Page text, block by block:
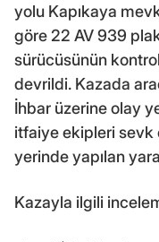
yolu Kapıkaya
göre 22 AV 939
sürücüsünün
devrildi. Kazada
İhbar üzerine olay
itfaiye ekipleri sevk
yerinde yapılan
Kazayla ilgili